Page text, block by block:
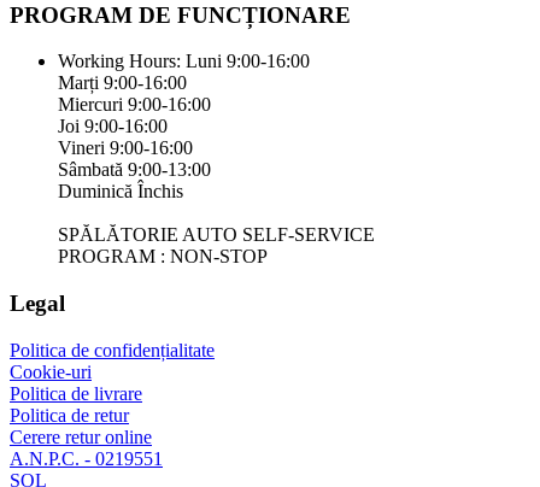
PROGRAM DE FUNCȚIONARE
Working Hours: Luni 9:00-16:00
Marți 9:00-16:00
Miercuri 9:00-16:00
Joi 9:00-16:00
Vineri 9:00-16:00
Sâmbată 9:00-13:00
Duminică Închis
SPĂLĂTORIE AUTO SELF-SERVICE
PROGRAM : NON-STOP
Legal
Politica de confidențialitate
Cookie-uri
Politica de livrare
Politica de retur
Cerere retur online
A.N.P.C. - 0219551
SOL